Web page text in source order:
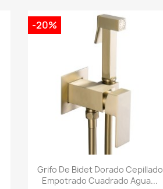
Vista rápida
Grifo De Bidet Dorado Cepillado
Empotrado Cuadrado Agua...
-20%